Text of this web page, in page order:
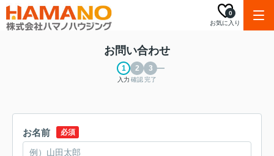
お気に入り
0
お問い合わせ
入力 確認完了
お名前 必須